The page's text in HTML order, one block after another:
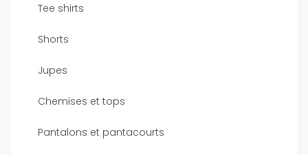
Tee shirts
Shorts
Jupes
Chemises et tops
Pantalons et pantacourts